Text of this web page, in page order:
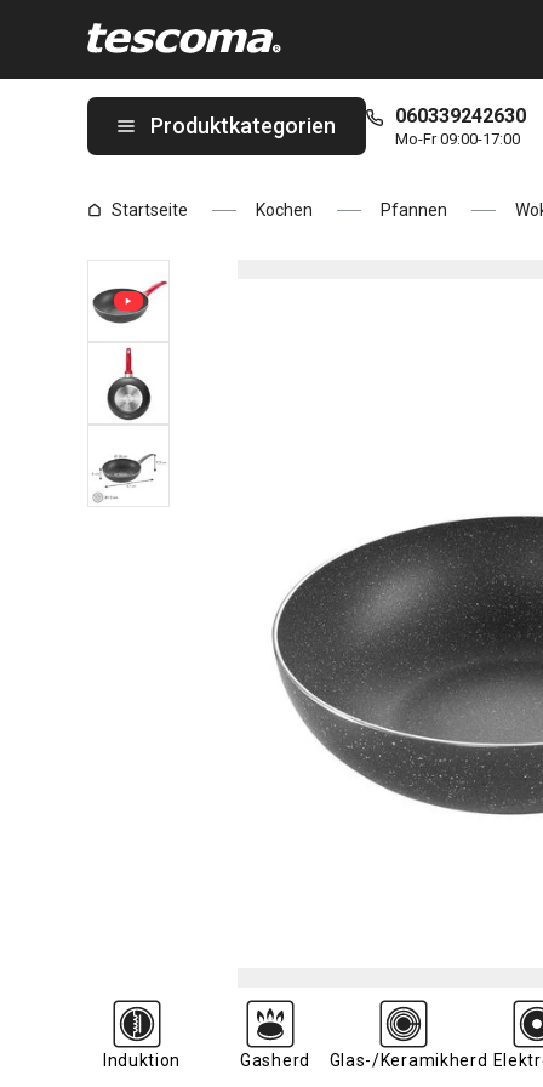
Produktkategorien 060339242630
Mo-Fr 09:00-17:00
Startseite Kochen Pfannen
Induktion Gasherd Glas-/Keramikherd